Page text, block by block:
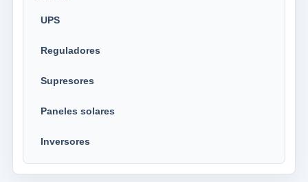
UPS
Reguladores
Supresores
Paneles solares
Inversores